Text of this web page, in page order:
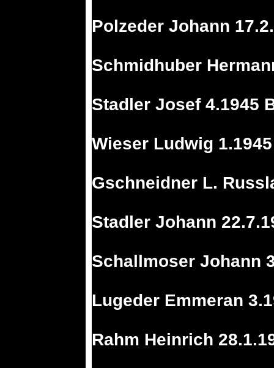
Polzeder Johann
Schmidhuber
Stadler Josef 4.1945
Wieser Ludwig
Gschneidner L.
Stadler Johann
Schallmoser Johann
Lugeder Emmeran
Rahm Heinrich